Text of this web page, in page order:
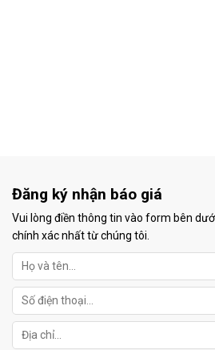
Đăng ký nhận báo giá
Vui lòng điền thông tin vào form bên
chính xác nhất từ chúng tôi.